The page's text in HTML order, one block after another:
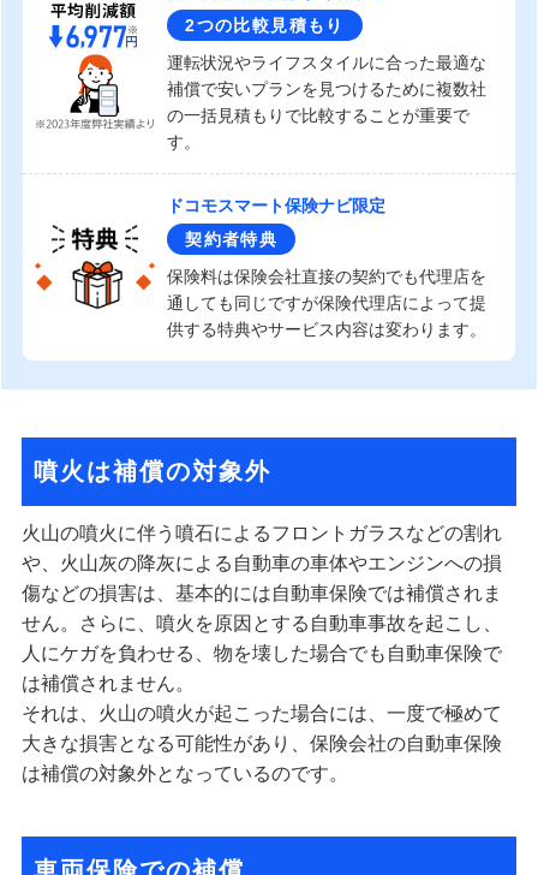
2つの比較見積もり
運転状況やライフスタイルに合った最適な
補償で安いプランを見つけるために複数社
の一括見積もりで比較することが重要で
す。
ドコモスマート保険ナビ限定
契約者特典
保険料は保険会社直接の契約でも代理店を
通しても同じですが保険代理店によって提
供する特典やサービス内容は変わります。
噴火は補償の対象外
火山の噴火に伴う噴石によるフロントガラスなどの割れ
や、火山灰の降灰による自動車の車体やエンジンへの損
傷などの損害は、基本的には自動車保険では補償されま
せん。さらに、噴火を原因とする自動車事故を起こし、
人にケガを負わせる、物を壊した場合でも自動車保険で
は補償されません。
それは、火山の噴火が起こった場合には、一度で極めて
大きな損害となる可能性があり、保険会社の自動車保険
は補償の対象外となっているのです。